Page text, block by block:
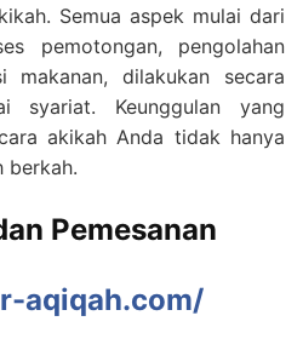
Semua aspek mulai dari
pemotongan, pengolahan
makanan, dilakukan secara
syariat. Keunggulan yang
akikah Anda tidak hanya
berkah.
Pemesanan
aqiqah.com/